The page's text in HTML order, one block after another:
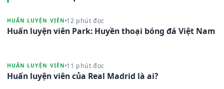
HUẤN LUYỆN VIÊN 12 phút đọc
Huấn luyện viên Park: Huyền thoại bóng đá Việt Nam
HUẤN LUYỆN VIÊN 11 phút đọc
Huấn luyện viên của Real Madrid là ai?